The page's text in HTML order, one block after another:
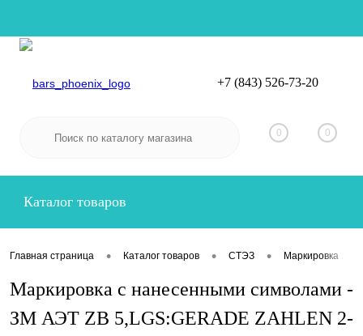
Вход
+7 (843) 526-73-20
0 0
Каталог товаров
Главная страница • Каталог товаров • СТЭЗ • Маркировка
Маркировка с нанесенными символами -
ЗМ АЭТ ZB 5,LGS:GERADE ZAHLEN 2-